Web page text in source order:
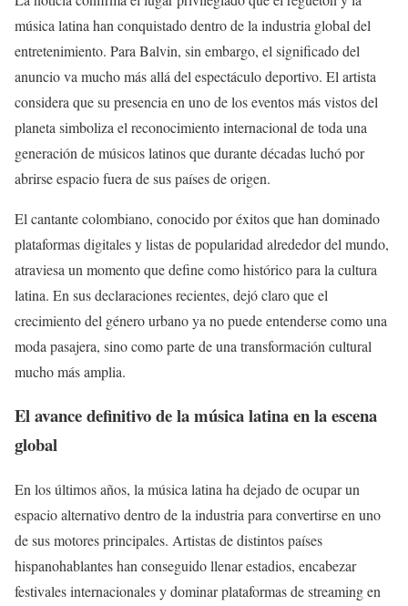
música latina han conquistado dentro de la industria global del
entretenimiento. Para Balvin, sin embargo, el significado del
anuncio va mucho más allá del espectáculo deportivo. El artista
considera que su presencia en uno de los eventos más vistos del
planeta simboliza el reconocimiento internacional de toda una
generación de músicos latinos que durante décadas luchó por
abrirse espacio fuera de sus países de origen.
El cantante colombiano, conocido por éxitos que han dominado
plataformas digitales y listas de popularidad alrededor del mundo,
atraviesa un momento que define como histórico para la cultura
latina. En sus declaraciones recientes, dejó claro que el
crecimiento del género urbano ya no puede entenderse como una
moda pasajera, sino como parte de una transformación cultural
mucho más amplia.
El avance definitivo de la música latina en la escena
global
En los últimos años, la música latina ha dejado de ocupar un
espacio alternativo dentro de la industria para convertirse en uno
de sus motores principales. Artistas de distintos países
hispanohablantes han conseguido llenar estadios, encabezar
festivales internacionales y dominar plataformas de streaming en